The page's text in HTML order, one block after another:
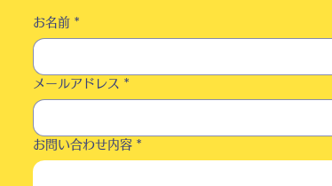
お名前 *
メールアドレス *
お問い合わせ内容 *